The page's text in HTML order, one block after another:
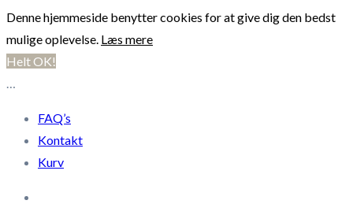
Denne hjemmeside benytter cookies for at give dig den bedst
mulige oplevelse. Læs mere
Helt OK!
…
FAQ’s
Kontakt
Kurv